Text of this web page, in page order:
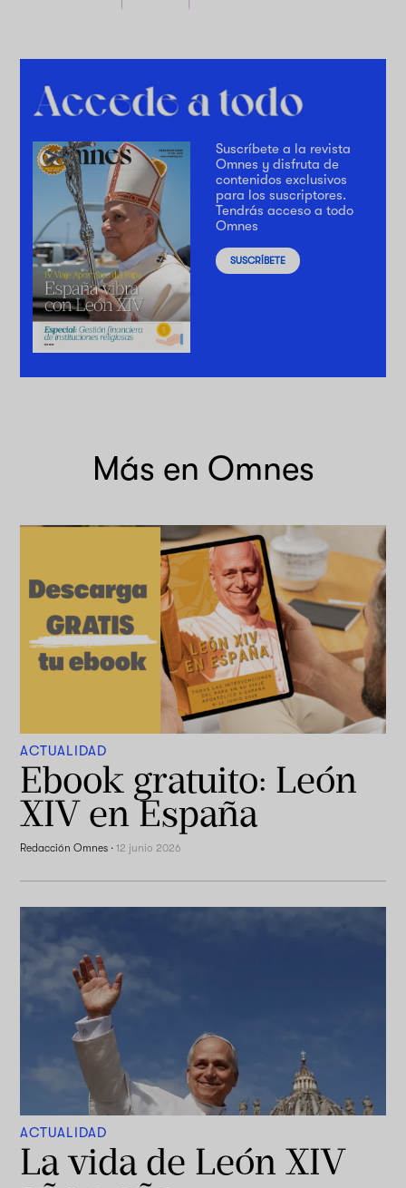
Suscríbete a la revista
Omnes y disfruta de
contenidos exclusivos
para los suscriptores.
Tendrás acceso a todo
Omnes
SUSCRÍBETE
Más en Omnes
ACTUALIDAD
Ebook gratuito: León
XIV en España
Redacción Omnes ·12 junio 2026
ACTUALIDAD
La vida de León XIV